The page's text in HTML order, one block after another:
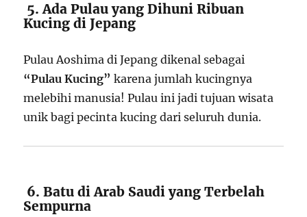
5. Ada Pulau yang Dihuni Ribuan
Kucing di Jepang
Pulau Aoshima di Jepang dikenal sebagai
“Pulau Kucing” karena jumlah kucingnya
melebihi manusia! Pulau ini jadi tujuan wisata
unik bagi pecinta kucing dari seluruh dunia.
6. Batu di Arab Saudi yang Terbelah
Sempurna